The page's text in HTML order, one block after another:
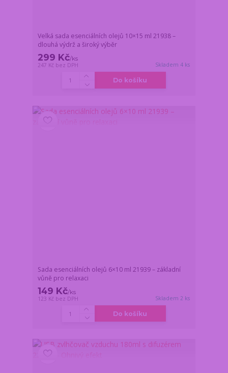
Velká sada esenciálních olejů 10×15 ml 21938 –
dlouhá výdrž a široký výběr
299 Kč/ks
247 Kč bez DPH Skladem 4 ks
Do košíku
Sada esenciálních olejů 6×10 ml 21939 – základní
vůně pro relaxaci
149 Kč/ks
123 Kč bez DPH Skladem 2 ks
Do košíku